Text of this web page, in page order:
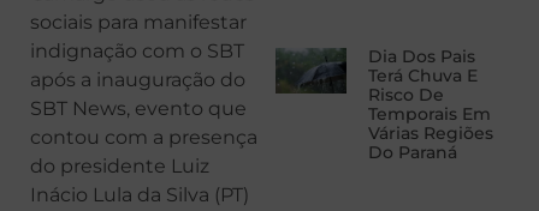
sociais para manifestar
indignação com o SBT
após a inauguração do
SBT News, evento que
contou com a presença
do presidente Luiz
Inácio Lula da Silva (PT)
Dia Dos Pais
Terá Chuva E
Risco De
Temporais Em
Várias Regiões
Do Paraná